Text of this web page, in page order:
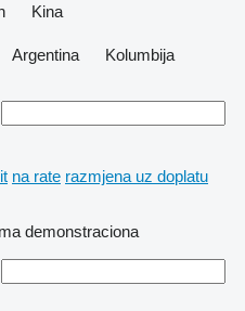
Kina
Argentina
Kolumbija
na rate razmjena uz doplatu
demonstraciona